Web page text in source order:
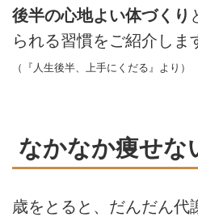
後半の心地よい体づくり
られる習慣をご紹介しま
（『人生後半、上手にくだる』より）
なかなか痩せな
歳をとると、だんだん代